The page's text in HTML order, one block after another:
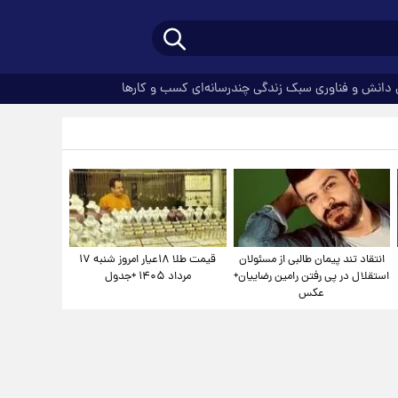
دانش و فناوری سبک زندگیچندرسانه‌ای کسب و کارها
انتقاد تند پیمان طالبی از مسئولان
استقلال در پی رفتن رامین رضاییان+
عکس
قیمت طلا ۱۸عیار امروز شنبه ۱۷
مرداد ۱۴۰۵ +جدول